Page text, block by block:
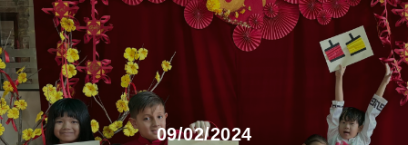
09/02/2024